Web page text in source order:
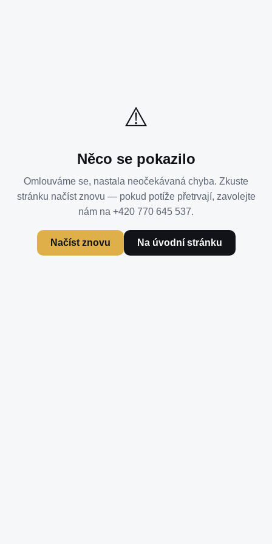
⚠️
Něco se pokazilo
Omlouváme se, nastala neočekávaná chyba. Zkuste
stránku načíst znovu — pokud potíže přetrvají, zavolejte
nám na +420 770 645 537.
Načíst znovu Na úvodní stránku